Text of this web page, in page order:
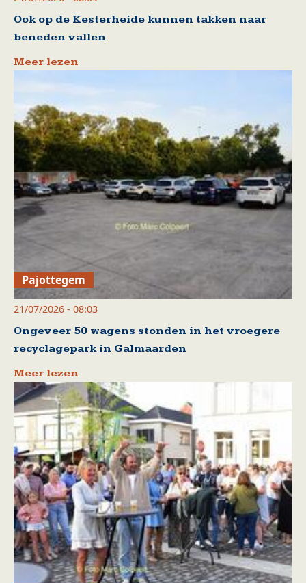
Ook op de Kesterheide kunnen takken naar
beneden vallen
Meer lezen
Pajottegem
21/07/2026 - 08:03
Ongeveer 50 wagens stonden in het vroegere
recyclagepark in Galmaarden
Meer lezen